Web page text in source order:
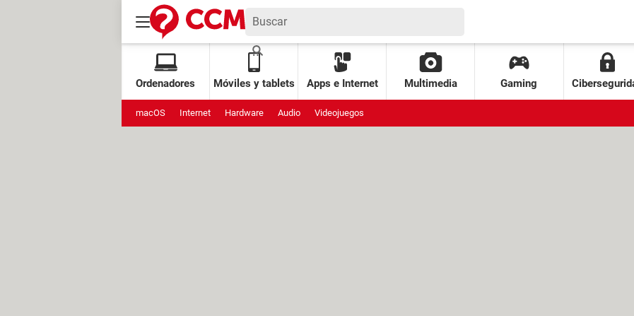
Ordenadores Móviles y tablets Apps e Internet Multimedia Gaming
macOS Internet Hardware Audio Videojuegos